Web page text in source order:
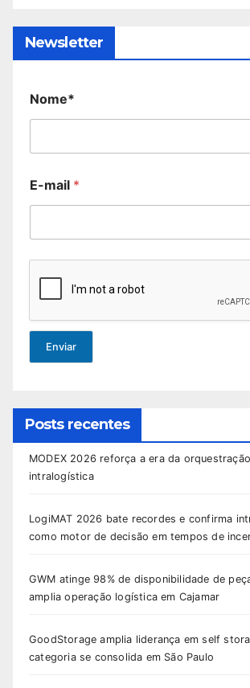
Newsletter
Nome*
E-mail *
Enviar
Posts recentes
MODEX 2026 reforça a era da
intralogística
LogiMAT 2026 bate recordes e confirma
como motor de decisão em tempos de
GWM atinge 98% de disponibilidade de
amplia operação logística em Cajamar
GoodStorage amplia liderança em self
categoria se consolida em São Paulo